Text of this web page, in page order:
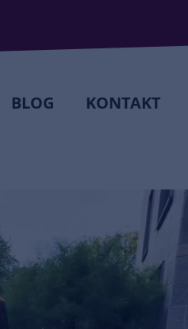
BLOG KONTAKT